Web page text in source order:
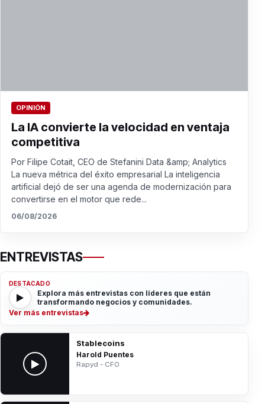
OPINIÓN
La IA convierte la velocidad en ventaja
competitiva
Por Filipe Cotait, CEO de Stefanini Data &amp; Analytics
La nueva métrica del éxito empresarial La inteligencia
artificial dejó de ser una agenda de modernización para
convertirse en el motor que rede...
06/08/2026
ENTREVISTAS
DESTACADO
Explora más entrevistas con líderes que están
transformando negocios y comunidades.
Ver más entrevistas
Stablecoins
Harold Puentes
Rapyd - CFO